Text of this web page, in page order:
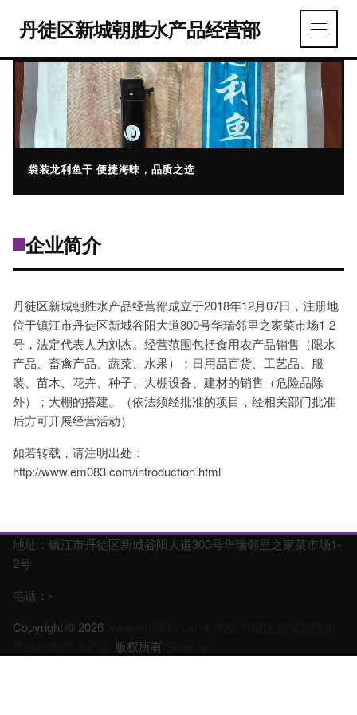
丹徒区新城朝胜水产品经营部
袋装龙利鱼干 便捷海味，品质之选
企业简介
丹徒区新城朝胜水产品经营部成立于2018年12月07日，注册地
位于镇江市丹徒区新城谷阳大道300号华瑞邻里之家菜市场1-2
号，法定代表人为刘杰。经营范围包括食用农产品销售（限水
产品、畜禽产品、蔬菜、水果）；日用品百货、工艺品、服
装、苗木、花卉、种子、大棚设备、建材的销售（危险品除
外）；大棚的搭建。（依法须经批准的项目，经相关部门批准
后方可开展经营活动）
如若转载，请注明出处：
http://www.em083.com/introduction.html
地址：镇江市丹徒区新城谷阳大道300号华瑞邻里之家菜市场1-
2号
电话：-
Copyright © 2026
版权所有